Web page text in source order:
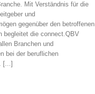
Mit Verständnis für die
und
gegenüber den betroffenen
begleitet die connect.QBV
Branchen und
bei der beruflichen
[...]